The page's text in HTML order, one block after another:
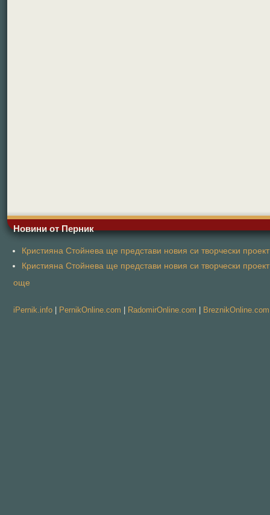
Новини от Перник
Кристияна Стойнева ще представи новия си творчески
Кристияна Стойнева ще представи новия си творчески
още
iPernik.info | PernikOnline.com | RadomirOnline.com | BreznikOnline.com